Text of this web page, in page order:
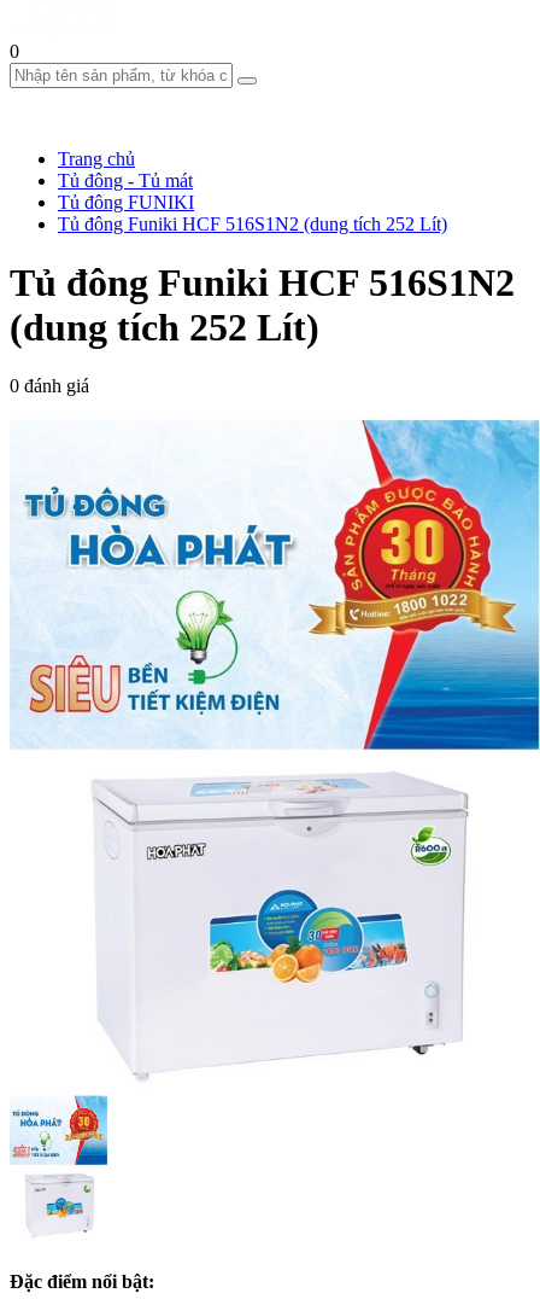
0
Trang chủ
Tủ đông - Tủ mát
Tủ đông FUNIKI
Tủ đông Funiki HCF 516S1N2 (dung tích 252 Lít)
Tủ đông Funiki HCF 516S1N2
(dung tích 252 Lít)
0 đánh giá
Đặc điểm nổi bật: